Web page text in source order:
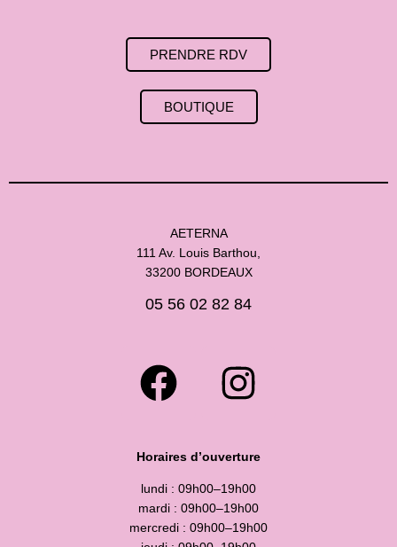
PRENDRE RDV
BOUTIQUE
AETERNA
111 Av. Louis Barthou,
33200 BORDEAUX
05 56 02 82 84
Horaires d’ouverture
lundi : 09h00–19h00
mardi : 09h00–19h00
mercredi : 09h00–19h00